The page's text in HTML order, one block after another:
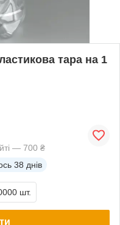
тара на 1
— 700 ₴
38 днів
шт.